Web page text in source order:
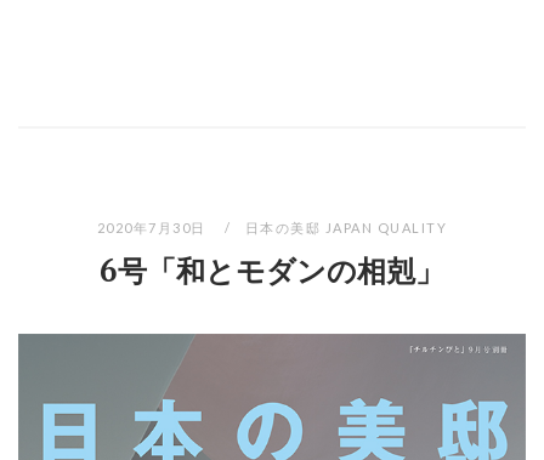
2020年7月30日 日本の美邸 JAPAN QUALITY
6号「和とモダンの相剋」